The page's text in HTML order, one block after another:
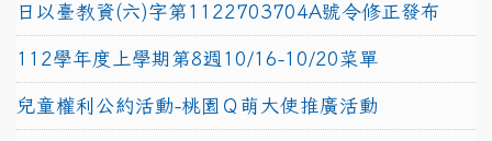
日以臺教資(六)字第1122703704A號令修正發布
112學年度上學期第8週10/16-10/20菜單
兒童權利公約活動-桃園Ｑ萌大使推廣活動